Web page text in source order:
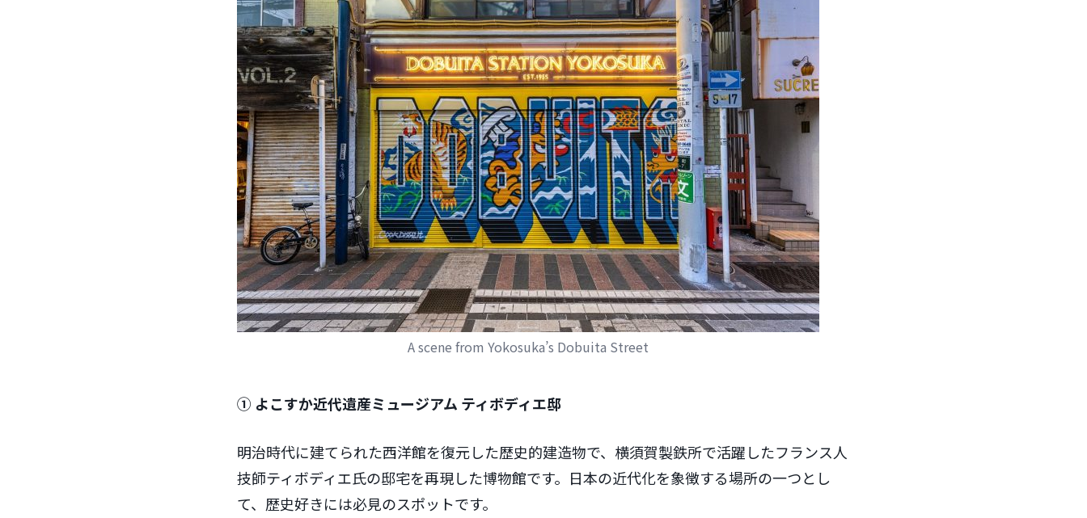
A scene from Yokosuka’s Dobuita Street
① よこすか近代遺産ミュージアム ティボディエ邸
明治時代に建てられた西洋館を復元した歴史的建造物で、横須賀製鉄所で活躍したフランス人
技師ティボディエ氏の邸宅を再現した博物館です。日本の近代化を象徴する場所の一つとし
て、歴史好きには必見のスポットです。